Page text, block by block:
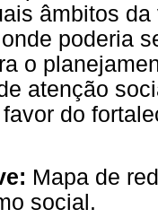
âmbitos
poderia
o
atenção
do
Mapa de
social.